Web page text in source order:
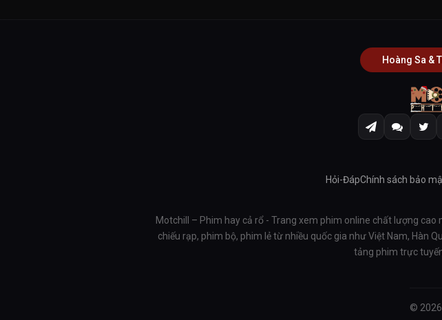
Hoàng Sa &
Hỏi-ĐápChính sách bảo
Motchill – Phim hay cả rổ - Trang xem phim online chất lượng
chiếu rạp, phim bộ, phim lẻ từ nhiều quốc gia như Việt Nam, Hàn
tảng phim trực
©